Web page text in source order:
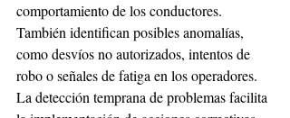
comportamiento de los conductores.
También identifican posibles anomalías,
como desvíos no autorizados, intentos de
robo o señales de fatiga en los operadores.
La detección temprana de problemas facilita